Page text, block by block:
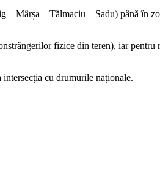
Mârșa – Tălmaciu – Sadu) până în
fizice din teren), iar
cu drumurile naţionale.